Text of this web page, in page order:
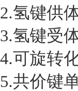
2.氢键供
3.氢键受
4.可旋转
5.共价键